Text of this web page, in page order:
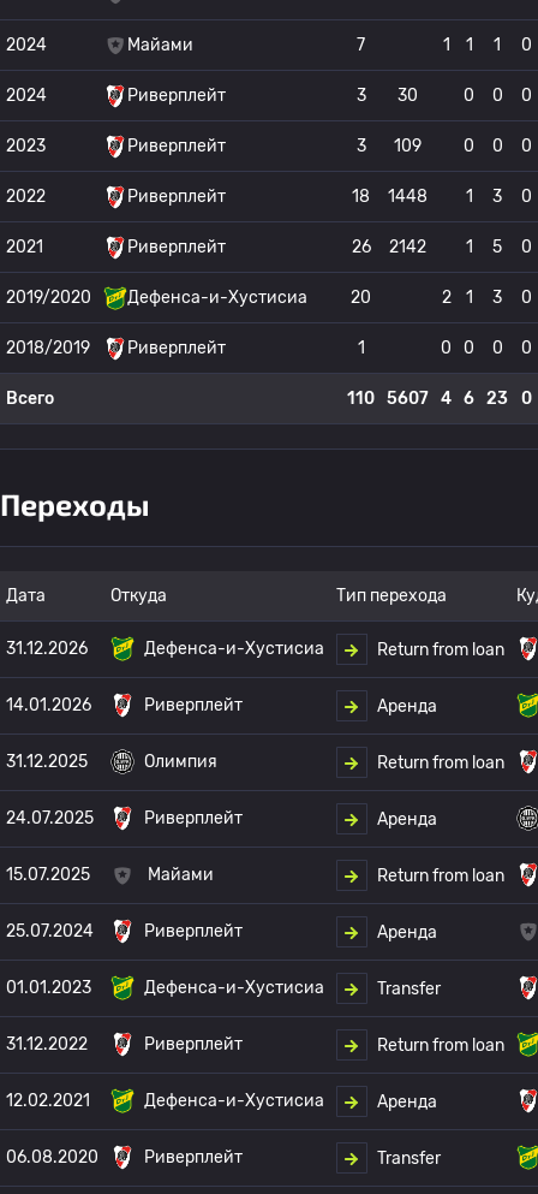
2024 Майами 7 1 1 1 0
2024 Риверплейт 3 30 0 0 0
2023 Риверплейт 3 109 0 0 0
2022 Риверплейт 18 1448 1 3 0
2021 Риверплейт 26 2142 1 5 0
2019/2020 Дефенса-и-Хустисиа 20 2 1 3 0
2018/2019 Риверплейт 1 0 0 0 0
Всего 110 5607 4 6 23 0
Переходы
Дата Откуда Тип перехода
31.12.2026 Дефенса-и-Хустисиа Return from loan
14.01.2026 Риверплейт Аренда
31.12.2025 Олимпия Return from loan
24.07.2025 Риверплейт Аренда
15.07.2025 Майами Return from loan
25.07.2024 Риверплейт Аренда
01.01.2023 Дефенса-и-Хустисиа Transfer
31.12.2022 Риверплейт Return from loan
12.02.2021 Дефенса-и-Хустисиа Аренда
06.08.2020 Риверплейт Transfer